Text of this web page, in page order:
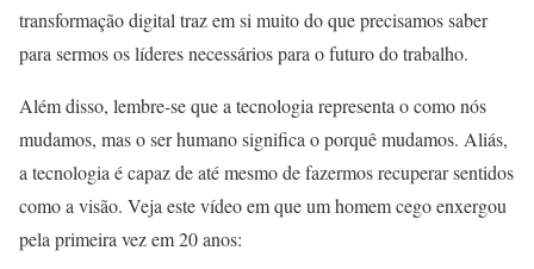
transformação digital traz em si muito do que precisamos saber
para sermos os líderes necessários para o futuro do trabalho.
Além disso, lembre-se que a tecnologia representa o como nós
mudamos, mas o ser humano significa o porquê mudamos. Aliás,
a tecnologia é capaz de até mesmo de fazermos recuperar sentidos
como a visão. Veja este vídeo em que um homem cego enxergou
pela primeira vez em 20 anos: